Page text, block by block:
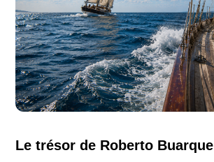
Le trésor de Roberto Buarque